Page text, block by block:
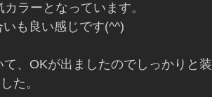
ラーとなっています。
も良い感じです(^^)
、OKが出ましたのでしっかりと装
た。